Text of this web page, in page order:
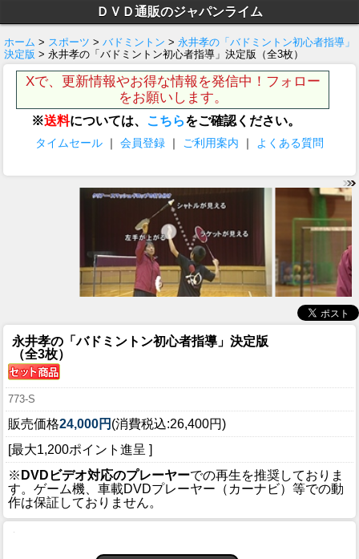
ＤＶＤ通販のジャパンライム
ホーム > スポーツ > バドミントン > 永井孝の「バドミントン初心者指導」
決定版 > 永井孝の「バドミントン初心者指導」決定版（全3枚）
Xで、更新情報やお得な情報を発信中！フォロー
をお願いします。
※送料については、 こちらをご確認ください。
タイムセール ｜ 会員登録 ｜ ご利用案内 ｜ よくある質問
永井孝の「バドミントン初心者指導」決定版
（全3枚）
773-S
販売価格24,000円 (消費税込:26,400円)
[最大1,200ポイント進呈 ]
※ DVDビデオ対応のプレーヤーでの再生を推奨しておりま
す。ゲーム機、車載DVDプレーヤー（カーナビ）等での動
作は保証しておりません。